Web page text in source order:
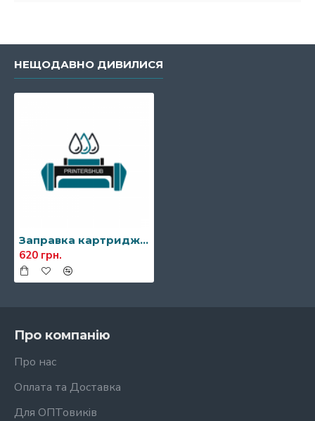
НЕЩОДАВНО ДИВИЛИСЯ
Заправка картриджа Kyocera TK-130
620 грн.
Про компанію
Про нас
Оплата та Доставка
Для ОПТовиків